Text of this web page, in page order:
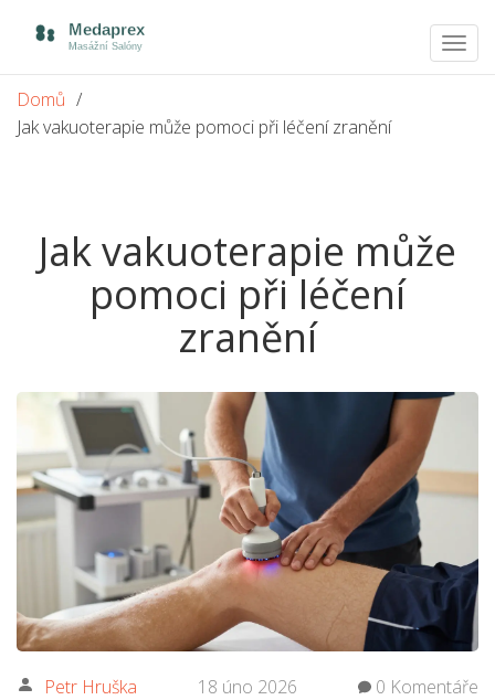
Domů
Jak vakuoterapie může pomoci při léčení zranění
Jak vakuoterapie může
pomoci při léčení
zranění
Petr Hruška 18 úno 2026
0 Komentáře